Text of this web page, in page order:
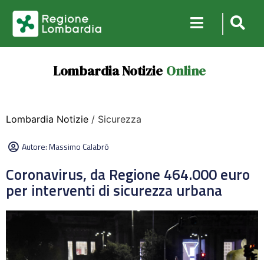
Lombardia Notizie Online
Lombardia Notizie / Sicurezza
Autore:Massimo Calabrò
Coronavirus, da Regione 464.000 euro
per interventi di sicurezza urbana